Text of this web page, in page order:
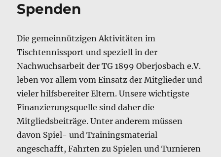
Spenden
Die gemeinnützigen Aktivitäten im
Tischtennissport und speziell in der
Nachwuchsarbeit der TG 1899 Oberjosbach e.V.
leben vor allem vom Einsatz der Mitglieder und
vieler hilfsbereiter Eltern. Unsere wichtigste
Finanzierungsquelle sind daher die
Mitgliedsbeiträge. Unter anderem müssen
davon Spiel- und Trainingsmaterial
angeschafft, Fahrten zu Spielen und Turnieren